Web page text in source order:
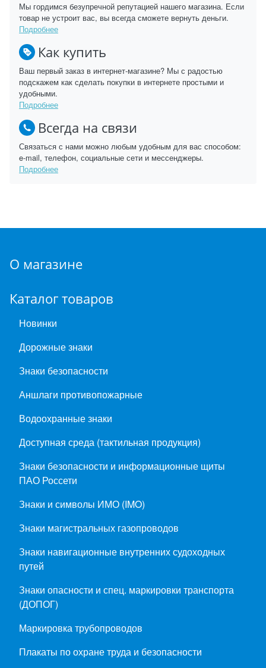
Мы гордимся безупречной репутацией нашего магазина. Если
товар не устроит вас, вы всегда сможете вернуть деньги.
Подробнее
Как купить
Ваш первый заказ в интернет-магазине? Мы с радостью
подскажем как сделать покупки в интернете простыми и
удобными.
Подробнее
Всегда на связи
Связаться с нами можно любым удобным для вас способом:
e-mail, телефон, социальные сети и мессенджеры.
Подробнее
О магазине
Каталог товаров
Новинки
Дорожные знаки
Знаки безопасности
Аншлаги противопожарные
Водоохранные знаки
Доступная среда (тактильная продукция)
Знаки безопасности и информационные щиты
ПАО Россети
Знаки и символы ИМО (IMO)
Знаки магистральных газопроводов
Знаки навигационные внутренних судоходных
путей
Знаки опасности и спец. маркировки транспорта
(ДОПОГ)
Маркировка трубопроводов
Плакаты по охране труда и безопасности